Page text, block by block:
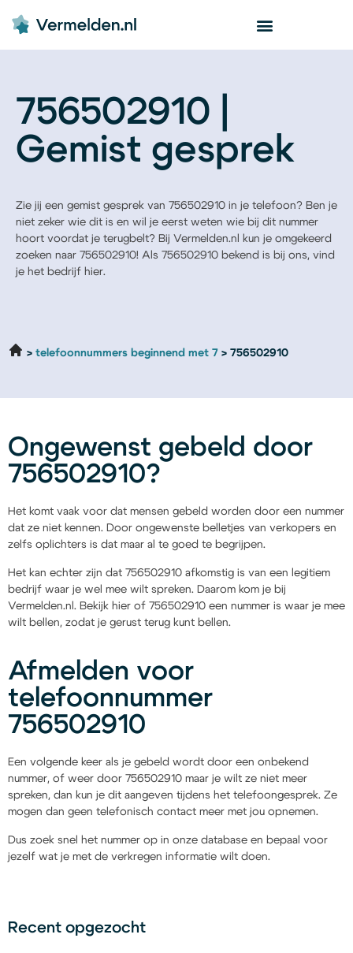
756502910 |
Gemist gesprek
Zie jij een gemist gesprek van 756502910 in je telefoon? Ben je
niet zeker wie dit is en wil je eerst weten wie bij dit nummer
hoort voordat je terugbelt? Bij Vermelden.nl kun je omgekeerd
zoeken naar 756502910! Als 756502910 bekend is bij ons, vind
je het bedrijf hier.
telefoonnummers beginnend met 7 756502910
Ongewenst gebeld door
756502910?
Het komt vaak voor dat mensen gebeld worden door een nummer
dat ze niet kennen. Door ongewenste belletjes van verkopers en
zelfs oplichters is dat maar al te goed te begrijpen.
Het kan echter zijn dat 756502910 afkomstig is van een legitiem
bedrijf waar je wel mee wilt spreken. Daarom kom je bij
Vermelden.nl. Bekijk hier of 756502910 een nummer is waar je mee
wilt bellen, zodat je gerust terug kunt bellen.
Afmelden voor
telefoonnummer
756502910
Een volgende keer als je gebeld wordt door een onbekend
nummer, of weer door 756502910 maar je wilt ze niet meer
spreken, dan kun je dit aangeven tijdens het telefoongesprek. Ze
mogen dan geen telefonisch contact meer met jou opnemen.
Dus zoek snel het nummer op in onze database en bepaal voor
jezelf wat je met de verkregen informatie wilt doen.
Recent opgezocht